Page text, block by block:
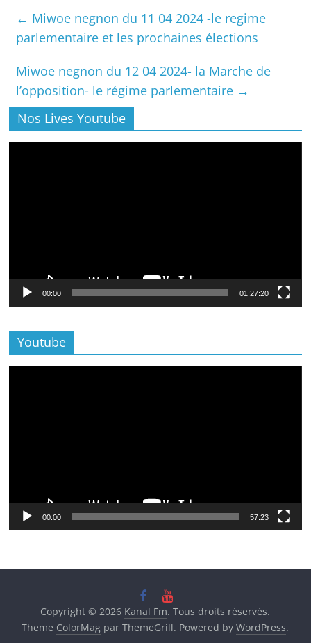
← Miwoe negnon du 11 04 2024 -le regime
parlementaire et les prochaines élections
Miwoe negnon du 12 04 2024- la Marche de
l’opposition- le régime parlementaire →
Nos Lives Youtube
00:00 01:27:20
Youtube
00:00 57:23
Copyright © 2026 Kanal Fm. Tous droits réservés.
Theme ColorMag par ThemeGrill. Powered byWordPress.